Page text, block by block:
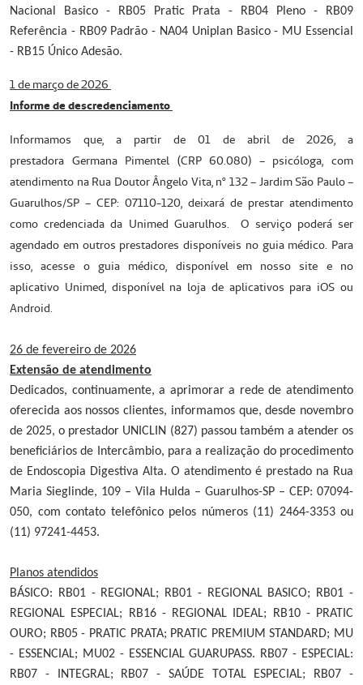
Nacional Basico - RB05 Pratic Prata - RB04 Pleno - RB09
Referência - RB09 Padrão - NA04 Uniplan Basico - MU Essencial
- RB15 Único Adesão.
1 de março de 2026
Informe de descredenciamento
Informamos que, a partir de 01 de abril de 2026, a
prestadora Germana Pimentel (CRP 60.080) – psicóloga, com
atendimento na Rua Doutor Ângelo Vita, nº 132 – Jardim São Paulo –
Guarulhos/SP – CEP: 07110-120, deixará de prestar atendimento
como credenciada da Unimed Guarulhos. O serviço poderá ser
agendado em outros prestadores disponíveis no guia médico. Para
isso, acesse o guia médico, disponível em nosso site e no
aplicativo Unimed, disponível na loja de aplicativos para iOS ou
Android.
26 de fevereiro de 2026
Extensão de atendimento
Dedicados, continuamente, a aprimorar a rede de atendimento
oferecida aos nossos clientes, informamos que, desde novembro
de 2025, o prestador UNICLIN (827) passou também a atender os
beneficiários de Intercâmbio, para a realização do procedimento
de Endoscopia Digestiva Alta. O atendimento é prestado na Rua
Maria Sieglinde, 109 – Vila Hulda – Guarulhos-SP – CEP: 07094-
050, com contato telefônico pelos números (11) 2464-3353 ou
(11) 97241-4453.
Planos atendidos
BÁSICO: RB01 - REGIONAL; RB01 - REGIONAL BASICO; RB01 -
REGIONAL ESPECIAL; RB16 - REGIONAL IDEAL; RB10 - PRATIC
OURO; RB05 - PRATIC PRATA; PRATIC PREMIUM STANDARD; MU
- ESSENCIAL; MU02 - ESSENCIAL GUARUPASS. RB07 - ESPECIAL:
RB07 - INTEGRAL; RB07 - SAÚDE TOTAL ESPECIAL; RB07 -